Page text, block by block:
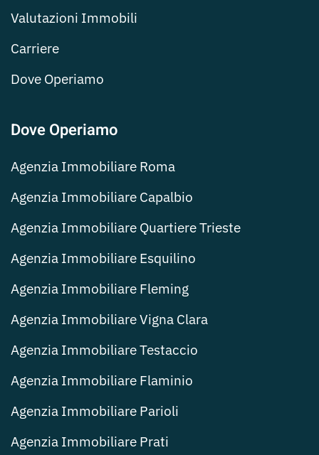
Valutazioni Immobili
Carriere
Dove Operiamo
Dove Operiamo
Agenzia Immobiliare Roma
Agenzia Immobiliare Capalbio
Agenzia Immobiliare Quartiere Trieste
Agenzia Immobiliare Esquilino
Agenzia Immobiliare Fleming
Agenzia Immobiliare Vigna Clara
Agenzia Immobiliare Testaccio
Agenzia Immobiliare Flaminio
Agenzia Immobiliare Parioli
Agenzia Immobiliare Prati